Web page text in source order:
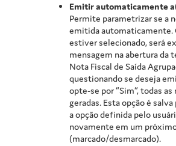
Emitir automaticamente
Permite parametrizar se a
emitida automaticamente.
estiver selecionado, será
mensagem na abertura da
Nota Fiscal de Saída
questionando se deseja
opte-se por “Sim”, todas
geradas. Esta opção é
a opção definida pelo
novamente em um
(marcado/desmarcado).